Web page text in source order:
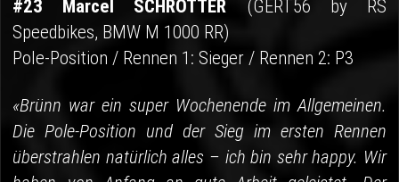
#23 Marcel SCHRÖTTER (GERT56 by RS
Speedbikes, BMW M 1000 RR)
Pole-Position / Rennen 1: Sieger / Rennen 2: P3
«Brünn war ein super Wochenende im Allgemeinen.
Die Pole-Position und der Sieg im ersten Rennen
überstrahlen natürlich alles – ich bin sehr happy. Wir